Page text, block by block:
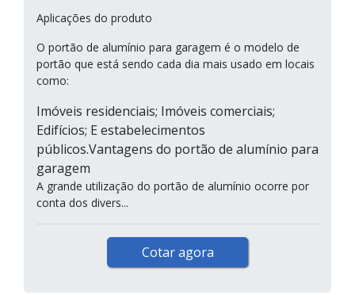
Aplicações do produto
O portão de alumínio para garagem é o modelo de
portão que está sendo cada dia mais usado em locais
como:
Imóveis residenciais; Imóveis comerciais;
Edifícios; E estabelecimentos
públicos.Vantagens do portão de alumínio para
garagem
A grande utilização do portão de alumínio ocorre por
conta dos divers...
Cotar agora